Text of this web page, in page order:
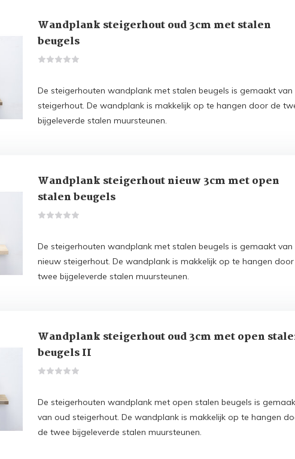
Wandplank steigerhout oud 3cm met stalen
beugels
De steigerhouten wandplank met stalen beugels is gemaakt van
steigerhout. De wandplank is makkelijk op te hangen door de
bijgeleverde stalen muursteunen.
Wandplank steigerhout nieuw 3cm met open
stalen beugels
De steigerhouten wandplank met stalen beugels is gemaakt van
nieuw steigerhout. De wandplank is makkelijk op te hangen
twee bijgeleverde stalen muursteunen.
Wandplank steigerhout oud 3cm met open
beugels II
De steigerhouten wandplank met open stalen beugels is
van oud steigerhout. De wandplank is makkelijk op te hangen
de twee bijgeleverde stalen muursteunen.